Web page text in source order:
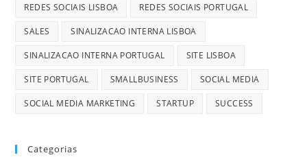
REDES SOCIAIS LISBOA REDES SOCIAIS PORTUGAL
SALES SINALIZACAO INTERNA LISBOA
SINALIZACAO INTERNA PORTUGAL SITE LISBOA
SITE PORTUGAL SMALLBUSINESS SOCIAL MEDIA
SOCIAL MEDIA MARKETING STARTUP SUCCESS
Categorias